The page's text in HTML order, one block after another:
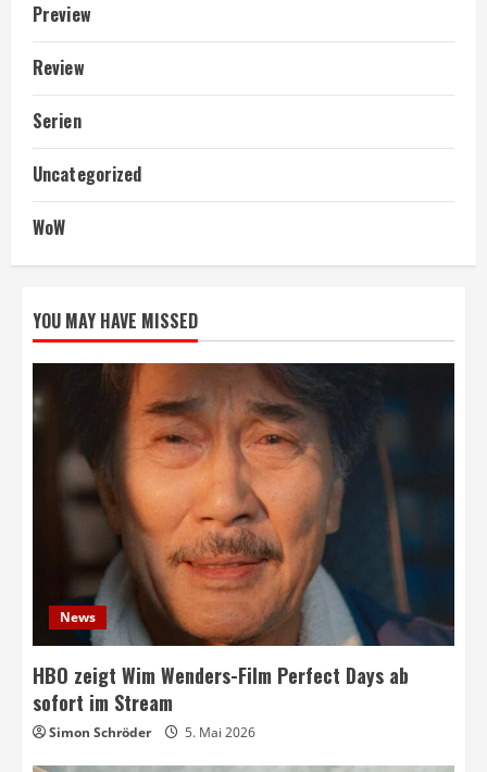
Preview
Review
Serien
Uncategorized
WoW
YOU MAY HAVE MISSED
News
HBO zeigt Wim Wenders-Film Perfect Days ab
sofort im Stream
Simon Schröder 5. Mai 2026